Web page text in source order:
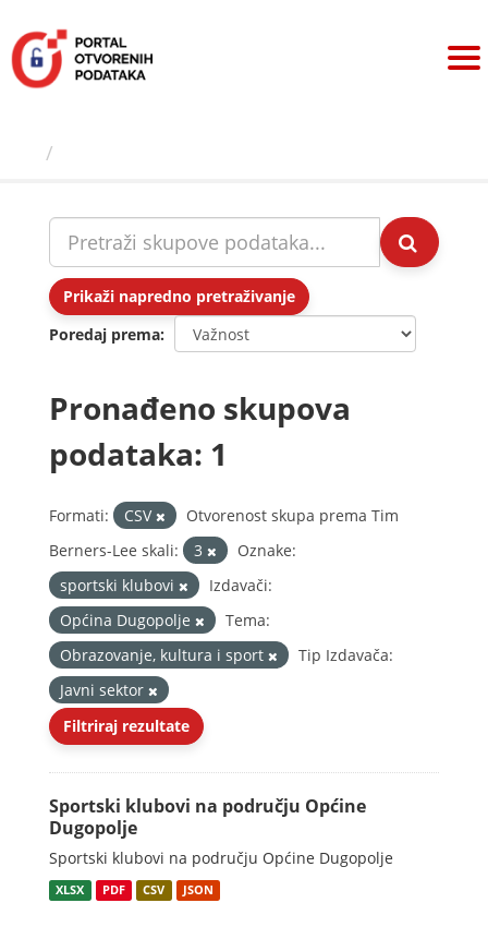
sadržaj
Prikaži napredno pretraživanje
Poredaj prema
Pronađeno skupova
podataka: 1
Formati: CSV
Otvorenost skupa prema Tim
Berners-Lee skali:
3
Oznake:
sportski klubovi
Izdavači:
Općina Dugopolje
Tema:
Obrazovanje, kultura i sport
Tip Izdavača:
Javni sektor
Filtriraj rezultate
Sportski klubovi na području Općine
Dugopolje
Sportski klubovi na području Općine Dugopolje
XLSX PDF CSV JSON